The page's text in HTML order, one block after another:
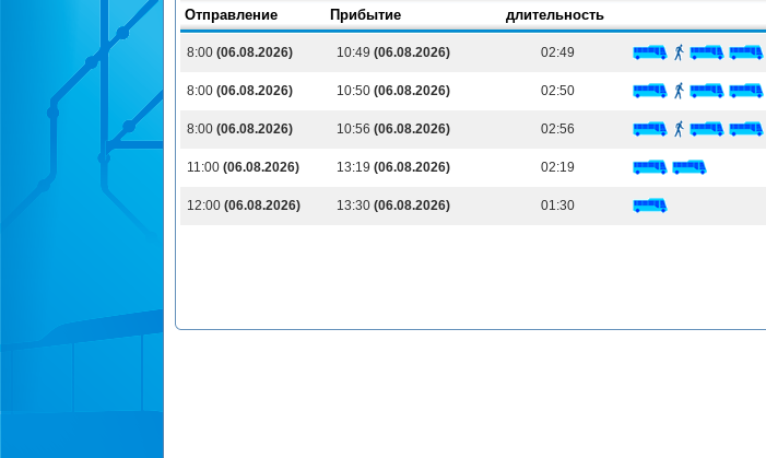
Отправление Прибытие длительность
8:00 (06.08.2026) 10:49 (06.08.2026) 02:49
8:00 (06.08.2026) 10:50 (06.08.2026) 02:50
8:00 (06.08.2026) 10:56 (06.08.2026) 02:56
11:00 (06.08.2026) 13:19 (06.08.2026) 02:19
12:00 (06.08.2026) 13:30 (06.08.2026) 01:30